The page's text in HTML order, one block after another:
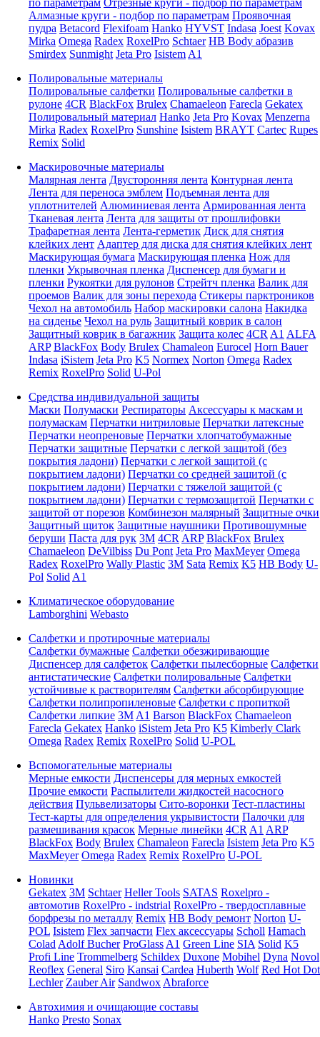
по параметрам Отрезные круги - подбор по параметрам
Алмазные круги - подбор по параметрам Проявочная
пудра Betacord Flexifoam Hanko HYVST Indasa Joest Kovax
Mirka Omega Radex RoxelPro Schtaer HB Body абразив
Smirdex Sunmight Jeta Pro Isistem A1
Полировальные материалы
Полировальные салфетки Полировальные салфетки в
рулоне 4CR BlackFox Brulex Chamaeleon Farecla Gekatex
Полировальный материал Hanko Jeta Pro Kovax Menzerna
Mirka Radex RoxelPro Sunshine Isistem BRAYT Cartec Rupes
Remix Solid
Маскировочные материалы
Малярная лента Двусторонняя лента Контурная лента
Лента для переноса эмблем Подъемная лента для
уплотнителей Алюминиевая лента Армированная лента
Тканевая лента Лента для защиты от прошлифовки
Трафаретная лента Лента-герметик Диск для снятия
клейких лент Адаптер для диска для снятия клейких лент
Маскирующая бумага Маскирующая пленка Нож для
пленки Укрывочная пленка Диспенсер для бумаги и
пленки Рукоятки для рулонов Стрейтч пленка Валик для
проемов Валик для зоны перехода Стикеры парктроников
Чехол на автомобиль Набор маскировки салона Накидка
на сиденье Чехол на руль Защитный коврик в салон
Защитный коврик в багажник Защита колес 4CR A1 ALFA
ARP BlackFox Body Brulex Chamaleon Eurocel Horn Bauer
Indasa iSistem Jeta Pro K5 Normex Norton Omega Radex
Remix RoxelPro Solid U-Pol
Средства индивидуальной защиты
Маски Полумаски Респираторы Аксессуары к маскам и
полумаскам Перчатки нитриловые Перчатки латексные
Перчатки неопреновые Перчатки хлопчатобумажные
Перчатки защитные Перчатки с легкой защитой (без
покрытия ладони) Перчатки с легкой защитой (с
покрытием ладони) Перчатки со средней защитой (с
покрытием ладони) Перчатки с тяжелой защитой (с
покрытием ладони) Перчатки с термозащитой Перчатки с
защитой от порезов Комбинезон малярный Защитные очки
Защитный щиток Защитные наушники Противошумные
беруши Паста для рук 3M 4CR ARP BlackFox Brulex
Chamaeleon DeVilbiss Du Pont Jeta Pro MaxMeyer Omega
Radex RoxelPro Wally Plastic 3M Sata Remix K5 HB Body U-
Pol Solid A1
Климатическое оборудование
Lamborghini Webasto
Салфетки и протирочные материалы
Салфетки бумажные Салфетки обезжиривающие
Диспенсер для салфеток Салфетки пылесборные Салфетки
антистатические Салфетки полировальные Салфетки
устойчивые к растворителям Салфетки абсорбирующие
Салфетки полипропиленовые Салфетки с пропиткой
Салфетки липкие 3M A1 Barson BlackFox Chamaeleon
Farecla Gekatex Hanko iSistem Jeta Pro K5 Kimberly Clark
Omega Radex Remix RoxelPro Solid U-POL
Вспомогательные материалы
Мерные емкости Диспенсеры для мерных емкостей
Прочие емкости Распылители жидкостей насосного
действия Пульвелизаторы Сито-воронки Тест-пластины
Тест-карты для определения укрывистости Палочки для
размешивания красок Мерные линейки 4CR A1 ARP
BlackFox Body Brulex Chamaleon Farecla Isistem Jeta Pro K5
MaxMeyer Omega Radex Remix RoxelPro U-POL
Новинки
Gekatex 3M Schtaer Heller Tools SATAS Roxelpro -
автомотив RoxelPro - indstrial RoxelPro - твердосплавные
борфрезы по металлу Remix HB Body ремонт Norton U-
POL Isistem Flex запчасти Flex аксессуары Scholl Hamach
Colad Adolf Bucher ProGlass A1 Green Line SIA Solid K5
Profi Line Trommelberg Schildex Duxone Mobihel Dyna Novol
Reoflex General Siro Kansai Cardea Huberth Wolf Red Hot Dot
Lechler Zauber Air Sandwox Abraforce
Автохимия и очищающие составы
Hanko Presto Sonax